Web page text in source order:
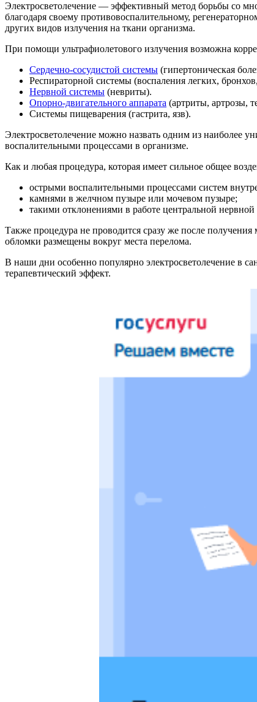
Электросветолечение — эффективный метод борьбы со
благодаря своему противовоспалительному,
других видов излучения на ткани организма.
При помощи ультрафиолетового излучения возможна
Сердечно-сосудистой системы (гипертоническая
Респираторной системы (воспаления легких,
Нервной системы (невриты).
Опорно-двигательного аппарата (артриты, артрозы,
Системы пищеварения (гастрита, язв).
Электросветолечение можно назвать одним из наиболее
воспалительными процессами в организме.
Как и любая процедура, которая имеет сильное общее
острыми воспалительными процессами систем
камнями в желчном пузыре или мочевом пузыре;
такими отклонениями в работе центральной
Также процедура не проводится сразу же после
обломки размещены вокруг места перелома.
В наши дни особенно популярно электросветолечение в
терапевтический эффект.